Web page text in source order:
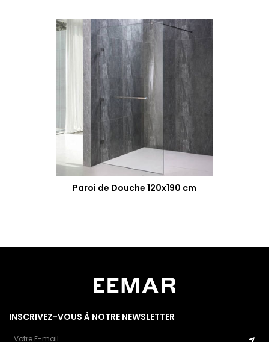
Paroi de Douche 120x190 cm
INSCRIVEZ-VOUS À NOTRE NEWSLETTER